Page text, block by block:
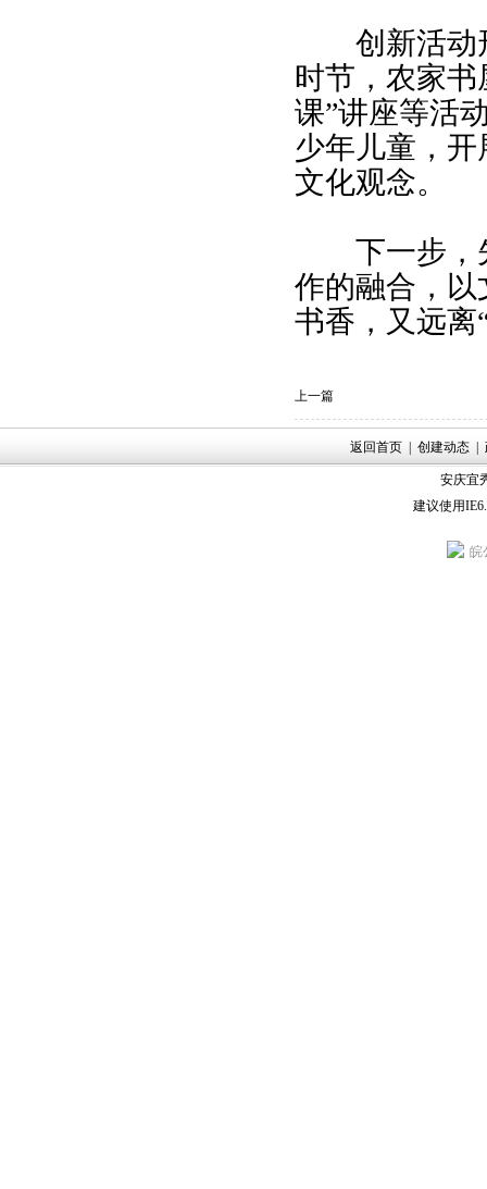
创新活动形
时节，农家书
课”讲座等活
少年儿童，
文化观念。
下一步，先
作的融合，
书香，又远离
上一篇
返回首页 创建动态
安庆宜
建议使用
皖